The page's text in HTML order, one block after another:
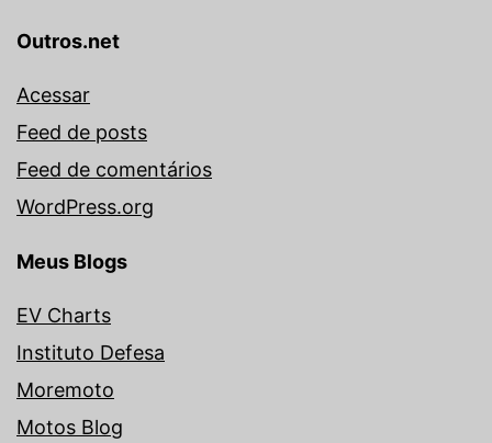
Outros.net
Acessar
Feed de posts
Feed de comentários
WordPress.org
Meus Blogs
EV Charts
Instituto Defesa
Moremoto
Motos Blog